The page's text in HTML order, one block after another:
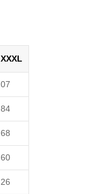
XXXL
07
84
68
60
26